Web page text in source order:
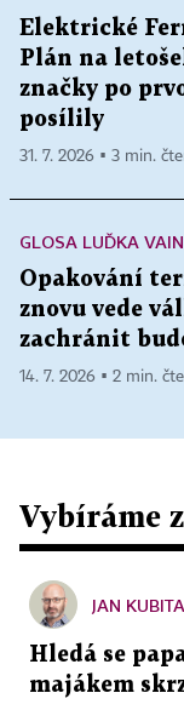
Elektrické
Plán na
značky po
posílily
31. 7. 2026 ▪ 3 min.
GLOSA LUĎKA
Opakování
znovu vede
zachránit
14. 7. 2026 ▪ 2 min.
Vybíráme
JAN KUBITA
Hledá se
majákem